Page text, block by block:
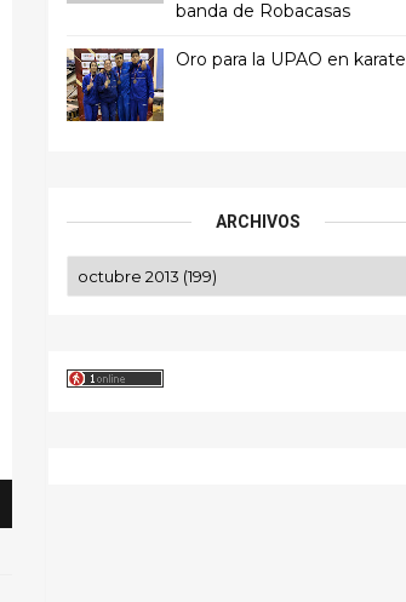
banda de Robacasas
Oro para la UPAO en karate
ARCHIVOS